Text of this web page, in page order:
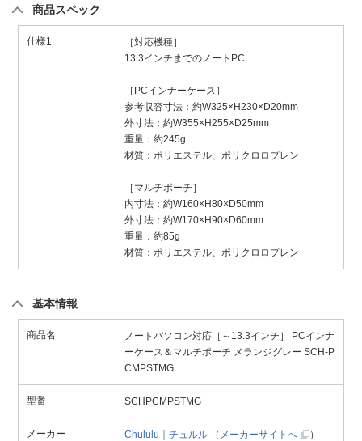
商品スペック
仕様1
［対応機種］
13.3インチまでのノートPC
［PCインナーケース］
参考収容寸法：約W325×H230×D20mm
外寸法：約W355×H255×D25mm
重量：約245g
材質：ポリエステル、ポリクロロプレン
［マルチポーチ］
内寸法：約W160×H80×D50mm
外寸法：約W170×H90×D60mm
重量：約85g
材質：ポリエステル、ポリクロロプレン
基本情報
商品名
ノートパソコン対応［～13.3インチ］ PCインナ
ーケース＆マルチポーチ メランジグレー SCH-P
CMPSTMG
型番 SCHPCMPSTMG
メーカー Chululu｜チュルル （ メーカーサイトへ ）